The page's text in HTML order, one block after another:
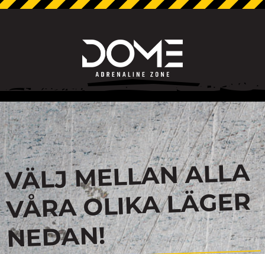
VÄLJ MELLAN ALLA
VÅRA OLIKA LÄGER
NEDAN!